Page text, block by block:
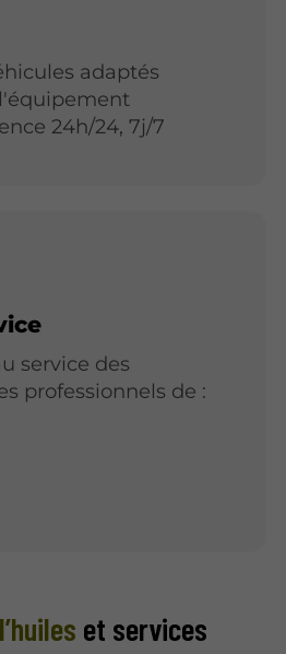
adaptés
24h/24, 7j/7
service des
professionnels de :
et services